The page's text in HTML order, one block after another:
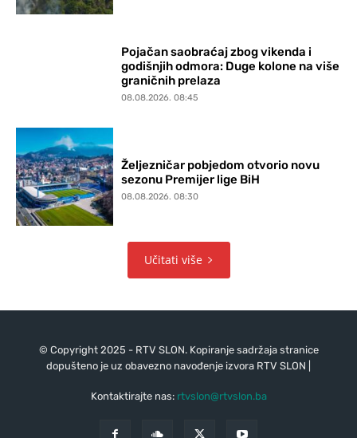
Pojačan saobraćaj zbog vikenda i
godišnjih odmora: Duge kolone na više
graničnih prelaza
08.08.2026. 08:45
Željezničar pobjedom otvorio novu
sezonu Premijer lige BiH
08.08.2026. 08:30
Učitati više
© Copyright 2025 - RTV SLON. Kopiranje sadržaja stranice
dopušteno je uz obavezno navođenje izvora RTV SLON |
Kontaktirajte nas: rtvslon@rtvslon.ba